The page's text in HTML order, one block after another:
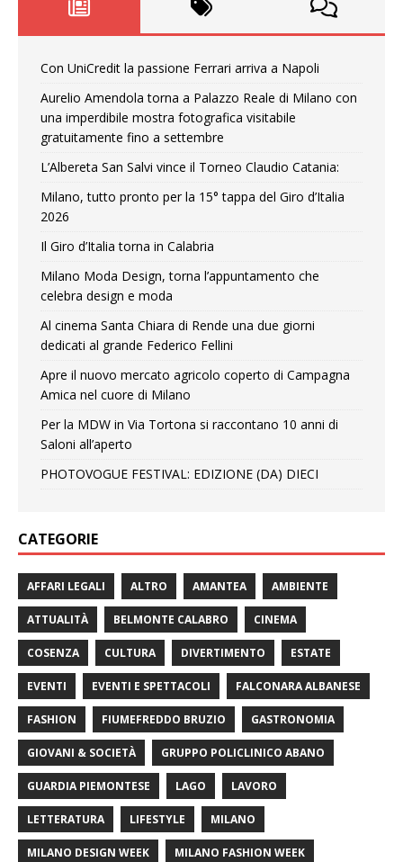
Con UniCredit la passione Ferrari arriva a Napoli
Aurelio Amendola torna a Palazzo Reale di Milano con
una imperdibile mostra fotografica visitabile
gratuitamente fino a settembre
L’Albereta San Salvi vince il Torneo Claudio Catania:
Milano, tutto pronto per la 15° tappa del Giro d’Italia
2026
Il Giro d’Italia torna in Calabria
Milano Moda Design, torna l’appuntamento che
celebra design e moda
Al cinema Santa Chiara di Rende una due giorni
dedicati al grande Federico Fellini
Apre il nuovo mercato agricolo coperto di Campagna
Amica nel cuore di Milano
Per la MDW in Via Tortona si raccontano 10 anni di
Saloni all’aperto
PHOTOVOGUE FESTIVAL: EDIZIONE (DA) DIECI
CATEGORIE
AFFARI LEGALI ALTRO AMANTEA AMBIENTE
ATTUALITÀ BELMONTE CALABRO CINEMA
COSENZA CULTURA DIVERTIMENTO ESTATE
EVENTI EVENTI E SPETTACOLI FALCONARA ALBANESE
FASHION FIUMEFREDDO BRUZIO GASTRONOMIA
GIOVANI & SOCIETÀ GRUPPO POLICLINICO ABANO
GUARDIA PIEMONTESE LAGO LAVORO
LETTERATURA LIFESTYLE MILANO
MILANO DESIGN WEEK MILANO FASHION WEEK